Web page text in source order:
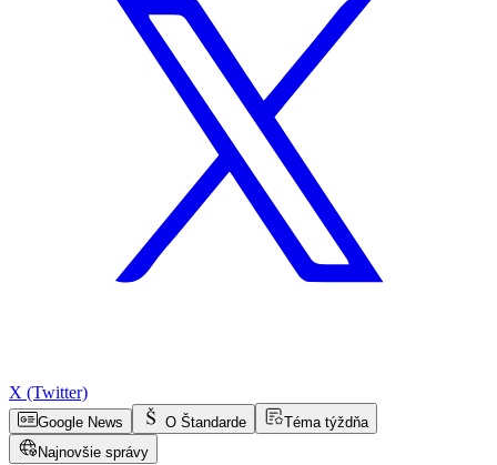
X (Twitter)
Google News O Štandarde
Téma týždňa
Najnovšie správy